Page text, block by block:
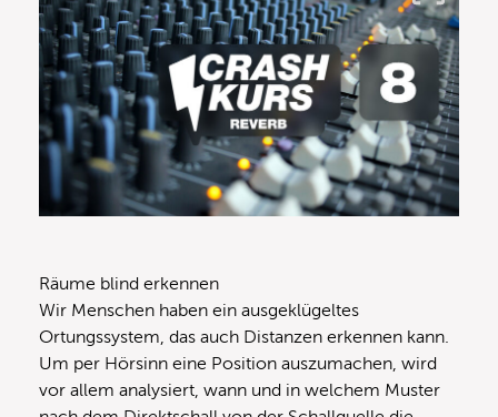
Räume blind erkennen
Wir Menschen haben ein ausgeklügeltes
Ortungssystem, das auch Distanzen erkennen kann.
Um per Hörsinn eine Position auszumachen, wird
vor allem analysiert, wann und in welchem Muster